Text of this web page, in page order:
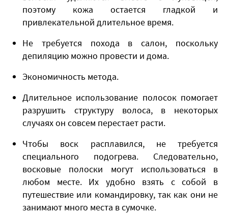
поэтому кожа остается гладкой и
привлекательной длительное время.
Не требуется похода в салон, поскольку
депиляцию можно провести и дома.
Экономичность метода.
Длительное использование полосок помогает
разрушить структуру волоса, в некоторых
случаях он совсем перестает расти.
Чтобы воск расплавился, не требуется
специального подогрева. Следовательно,
восковые полоски могут использоваться в
любом месте. Их удобно взять с собой в
путешествие или командировку, так как они не
занимают много места в сумочке.